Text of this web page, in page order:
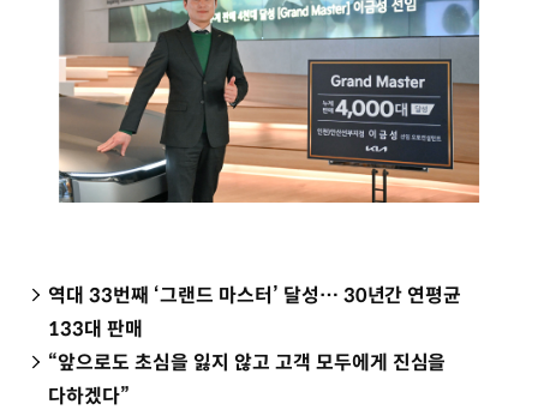
역대 33번째 ‘그랜드 마스터’ 달성… 30년간 연평균
133대 판매
“앞으로도 초심을 잃지 않고 고객 모두에게 진심을
다하겠다”